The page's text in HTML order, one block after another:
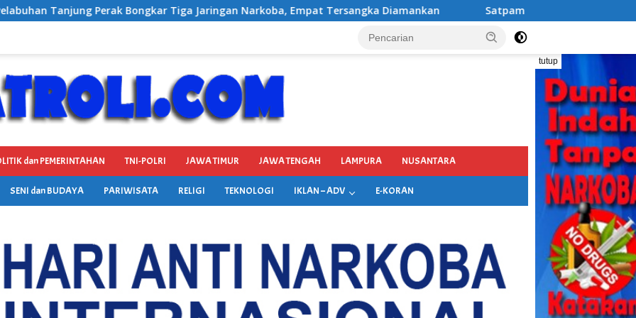
Tiga Jaringan Narkoba, Empat Tersangka Diamankan Satpam SMAN 1 Rogojampi Bantu Amankan Terduga
tutup
dan PEMERINTAHAN TNI-POLRI JAWA TIMUR JAWA TENGAH LAMPURA NUSANTARA
SENI dan BUDAYA PARIWISATA RELIGI TEKNOLOGI IKLAN – ADV E-KORAN